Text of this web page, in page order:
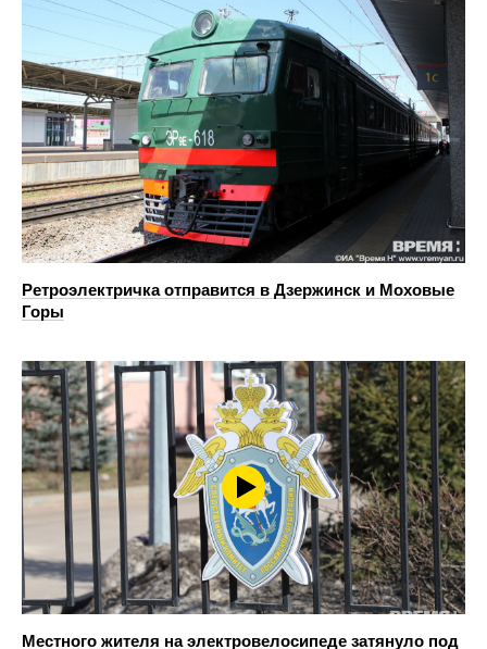
Ретроэлектричка отправится в Дзержинск и Моховые
Горы
Местного жителя на электровелосипеде затянуло под